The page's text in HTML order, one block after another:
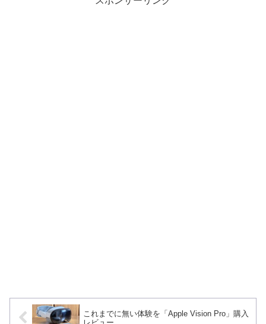
これまでに無い体験を「Apple Vision Pro」購入